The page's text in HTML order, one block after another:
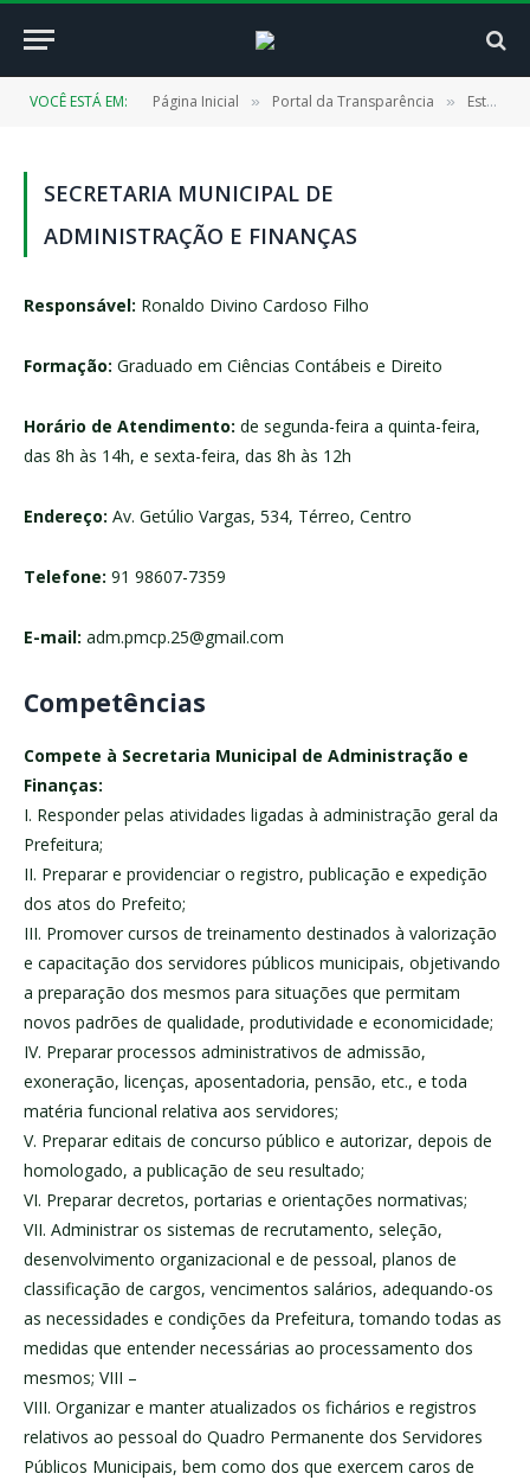
VOCÊ ESTÁ EM: Página Inicial » Portal da Transparência » Estrutura Organizacional
SECRETARIA MUNICIPAL DE
ADMINISTRAÇÃO E FINANÇAS
Responsável: Ronaldo Divino Cardoso Filho
Formação: Graduado em Ciências Contábeis e Direito
Horário de Atendimento: de segunda-feira a quinta-feira,
das 8h às 14h, e sexta-feira, das 8h às 12h
Endereço: Av. Getúlio Vargas, 534, Térreo, Centro
Telefone: 91 98607-7359
E-mail: adm.pmcp.25@gmail.com
Competências
Compete à Secretaria Municipal de Administração e
Finanças:
I. Responder pelas atividades ligadas à administração geral da
Prefeitura;
II. Preparar e providenciar o registro, publicação e expedição
dos atos do Prefeito;
III. Promover cursos de treinamento destinados à valorização
e capacitação dos servidores públicos municipais, objetivando
a preparação dos mesmos para situações que permitam
novos padrões de qualidade, produtividade e economicidade;
IV. Preparar processos administrativos de admissão,
exoneração, licenças, aposentadoria, pensão, etc., e toda
matéria funcional relativa aos servidores;
V. Preparar editais de concurso público e autorizar, depois de
homologado, a publicação de seu resultado;
VI. Preparar decretos, portarias e orientações normativas;
VII. Administrar os sistemas de recrutamento, seleção,
desenvolvimento organizacional e de pessoal, planos de
classificação de cargos, vencimentos salários, adequando-os
as necessidades e condições da Prefeitura, tomando todas as
medidas que entender necessárias ao processamento dos
mesmos; VIII –
VIII. Organizar e manter atualizados os fichários e registros
relativos ao pessoal do Quadro Permanente dos Servidores
Públicos Municipais, bem como dos que exercem caros de